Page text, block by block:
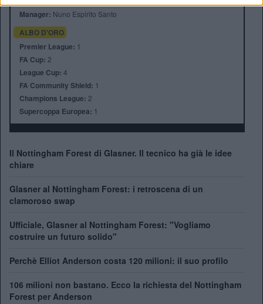
Manager: Nuno Espirito Santo
ALBO D'ORO
Premier League: 1
FA Cup: 2
League Cup: 4
FA Community Shield: 1
Champions League: 2
Supercoppa Europea: 1
Il Nottingham Forest di Glasner. Il tecnico ha già le idee
chiare
Glasner al Nottingham Forest: i retroscena di un
clamoroso swap
Ufficiale, Glasner al Nottingham Forest: "Vogliamo
costruire un futuro solido"
Perchè Elliot Anderson costa 120 milioni: il suo profilo
106 milioni non bastano. Ecco la richiesta del Nottingham
Forest per Anderson